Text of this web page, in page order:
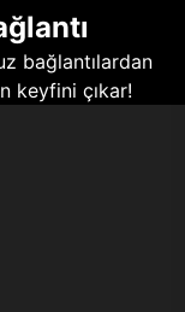
bağlantılardan
keyfini çıkar!